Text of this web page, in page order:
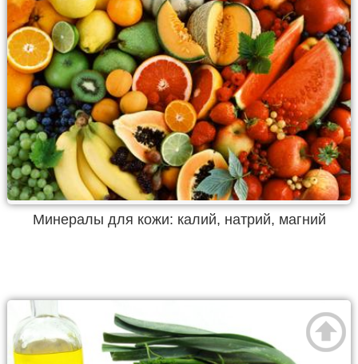
Минералы для кожи: калий, натрий, магний